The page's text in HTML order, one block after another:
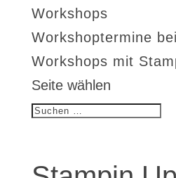
Workshops
Workshoptermine
Workshops mit
Seite wählen